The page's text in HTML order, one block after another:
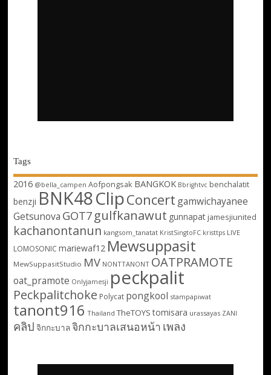
Tags
2016 @bella_campen Aofpongsak BANGKOK Bbrightvc benchalatit
benzji BNK48ClipConcert gamwichayanee
Getsunova GOT7 gulfkanawut gunnapat jamesjiunited
kachanontanun kangsom_tanatat KristSingtoFC kristtps LIVE
LOMOSONIC mariewaf12 Mewsuppasit
MewSuppasitStudio MV NONTTANONT OATPRAMOTE
oat_pramote Onlyjamesji peckpalit
Peckpalitchoke Polycat pongkool stampapiwat
tanont916 Thailand TheTOYS tomisara urassayas ZANI
คลิป จิกกะบาลจิกกะบาลเสนอหน้า เพลง